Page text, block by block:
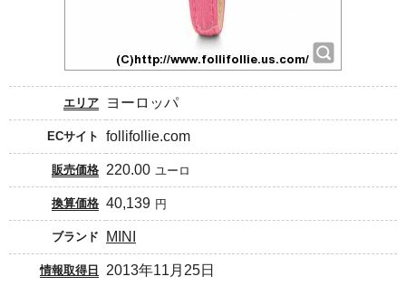
エリア ヨーロッパ
ECサイト follifollie.com
販売価格 220.00 ユーロ
換算価格 40,139 円
ブランド MINI
情報取得日 2013年11月25日